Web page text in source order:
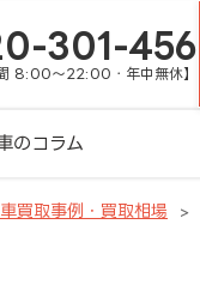
301-456
8:00～22:00・年中無休】
のコラム
買取事例・買取相場